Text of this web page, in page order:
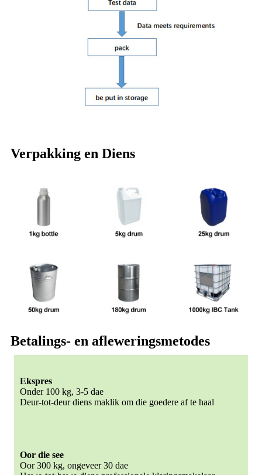
Verpakking en Diens
Betalings- en afleweringsmetodes
Ekspres
Onder 100 kg, 3-5 dae
Deur-tot-deur diens maklik om die goedere af te haal
Oor die see
Oor 300 kg, ongeveer 30 dae